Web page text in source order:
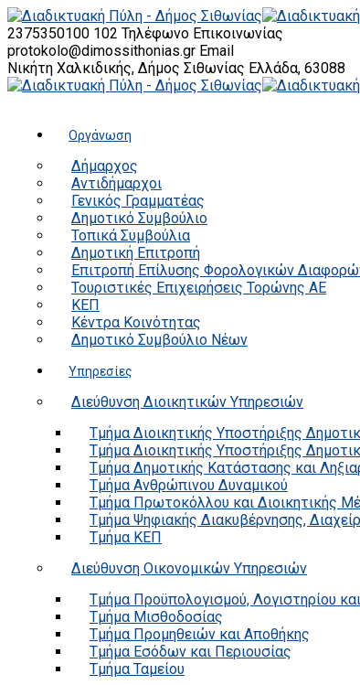
2375350100 102 Τηλέφωνο Επικοινωνίας
protokolo@dimossithonias.gr Email
Νικήτη Χαλκιδικής, Δήμος Σιθωνίας Ελλάδα, 63088
Οργάνωση
Δήμαρχος
Αντιδήμαρχοι
Γενικός Γραμματέας
Δημοτικό Συμβούλιο
Τοπικά Συμβούλια
Δημοτική Επιτροπή
Επιτροπή Επίλυσης Φορολογικών
Τουριστικές Επιχειρήσεις Τορώνης ΑΕ
ΚΕΠ
Κέντρα Κοινότητας
Δημοτικό Συμβούλιο Νέων
Υπηρεσίες
Διεύθυνση Διοικητικών Υπηρεσιών
Τμήμα Διοικητικής Υποστήριξης
Τμήμα Διοικητικής Υποστήριξης
Τμήμα Δημοτικής Κατάστασης και
Τμήμα Ανθρώπινου Δυναμικού
Τμήμα Πρωτοκόλλου και Διοικητικής
Τμήμα Ψηφιακής Διακυβέρνησης,
Τμήμα ΚΕΠ
Διεύθυνση Οικονομικών Υπηρεσιών
Τμήμα Προϋπολογισμού, Λογιστηρίου
Τμήμα Μισθοδοσίας
Τμήμα Προμηθειών και Αποθήκης
Τμήμα Εσόδων και Περιουσίας
Τμήμα Ταμείου